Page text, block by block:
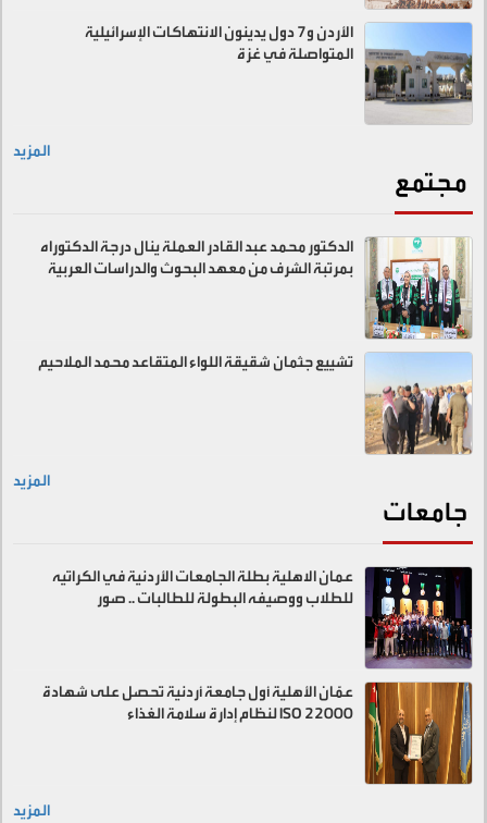
الأردن و7 دول يدينون الانتهاكات الإسرائيلية
المتواصلة في غزة
المزيد
مجتمع
الدكتور محمد عبد القادر العملة ينال درجة الدكتوراه
بمرتبة الشرف من معهد البحوث والدراسات العربية
تشييع جثمان شقيقة اللواء المتقاعد محمد الملاحيم
المزيد
جامعات
عمان الاهلية بطلة الجامعات الأردنية في الكراتيه
للطلاب ووصيفه البطولة للطالبات .. صور
عمّان الأهلية أول جامعة أردنية تحصل على شهادة
ISO 22000 لنظام إدارة سلامة الغذاء
المزيد